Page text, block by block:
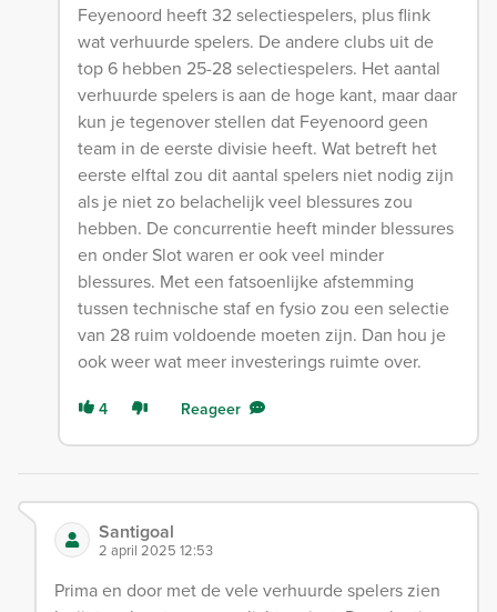
Feyenoord heeft 32 selectiespelers, plus flink
wat verhuurde spelers. De andere clubs uit de
top 6 hebben 25-28 selectiespelers. Het aantal
verhuurde spelers is aan de hoge kant, maar daar
kun je tegenover stellen dat Feyenoord geen
team in de eerste divisie heeft. Wat betreft het
eerste elftal zou dit aantal spelers niet nodig zijn
als je niet zo belachelijk veel blessures zou
hebben. De concurrentie heeft minder blessures
en onder Slot waren er ook veel minder
blessures. Met een fatsoenlijke afstemming
tussen technische staf en fysio zou een selectie
van 28 ruim voldoende moeten zijn. Dan hou je
ook weer wat meer investerings ruimte over.
4 Reageer
Santigoal
2 april 2025 12:53
Prima en door met de vele verhuurde spelers zien